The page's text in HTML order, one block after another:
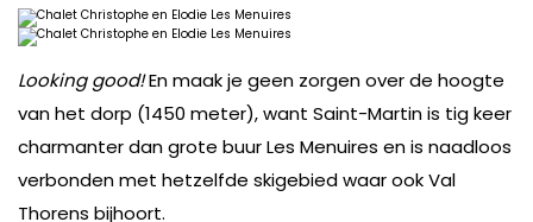
Looking good!En maak je geen zorgen over de hoogte
van het dorp (1450 meter), want Saint-Martin is tig keer
charmanter dan grote buur Les Menuires en is naadloos
verbonden met hetzelfde skigebied waar ook Val
Thorens bijhoort.